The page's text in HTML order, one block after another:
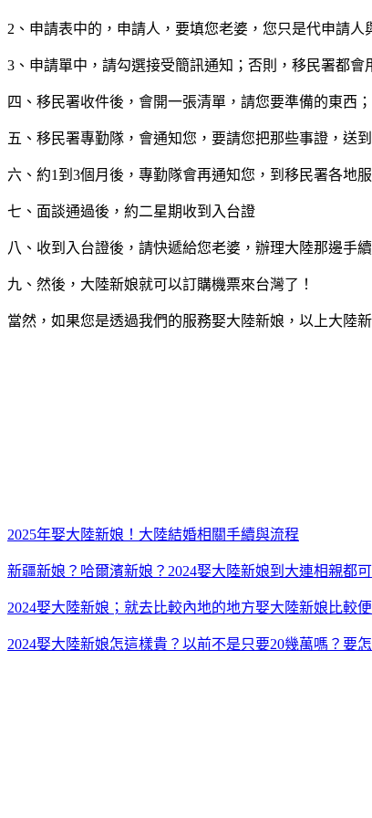
2、申請表中的，申請人，要填您老婆，您只是代申請人
3、申請單中，請勾選接受簡訊通知；否則，移民署都會
四、移民署收件後，會開一張清單，請您要準備的東西
五、移民署專勤隊，會通知您，要請您把那些事證，送
六、約1到3個月後，專勤隊會再通知您，到移民署各地
七、面談通過後，約二星期收到入台證
八、收到入台證後，請快遞給您老婆，辦理大陸那邊手
九、然後，大陸新娘就可以訂購機票來台灣了！
當然，如果您是透過我們的服務娶大陸新娘，以上大陸
2025年娶大陸新娘！大陸結婚相關手續與流程
新疆新娘？哈爾濱新娘？2024娶大陸新娘到大連相親都可
2024娶大陸新娘；就去比較內地的地方娶大陸新娘比較
2024娶大陸新娘怎這樣貴？以前不是只要20幾萬嗎？要